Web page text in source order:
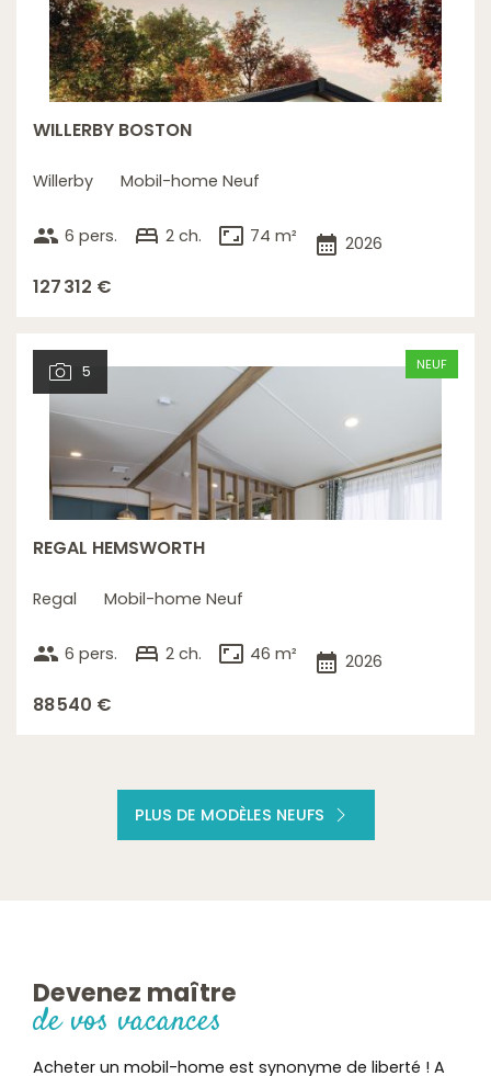
WILLERBY BOSTON
Willerby Mobil-home Neuf
group 6 pers. bed 2 ch. aspect_ratio 74 m² calendar_month 2026
127 312 €
5 NEUF
REGAL HEMSWORTH
Regal Mobil-home Neuf
group 6 pers. bed 2 ch. aspect_ratio 46 m² calendar_month 2026
88 540 €
PLUS DE MODÈLES NEUFS
Devenez maître
de vos vacances
Acheter un mobil-home est synonyme de liberté ! A